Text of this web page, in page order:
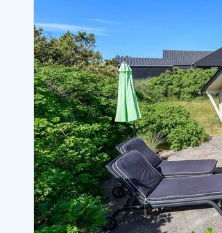
Sommerhuse med fredagsskift
Sommerhuse med plads til fangsten
Sommerhuse i BjerregårdSommerhuse i Blåvand
Sommerhuse i Årgab
Sommerhuse i Arrild
Sommerhuse i Bjerregård
Sommerhuse i Blåvand
Sommerhuse i Bork Havn
Sommerhuse i Fjand
Sommerhuse på Fanø
Sommerhuse i Grærup Strand
Sommerhuse i Haurvig